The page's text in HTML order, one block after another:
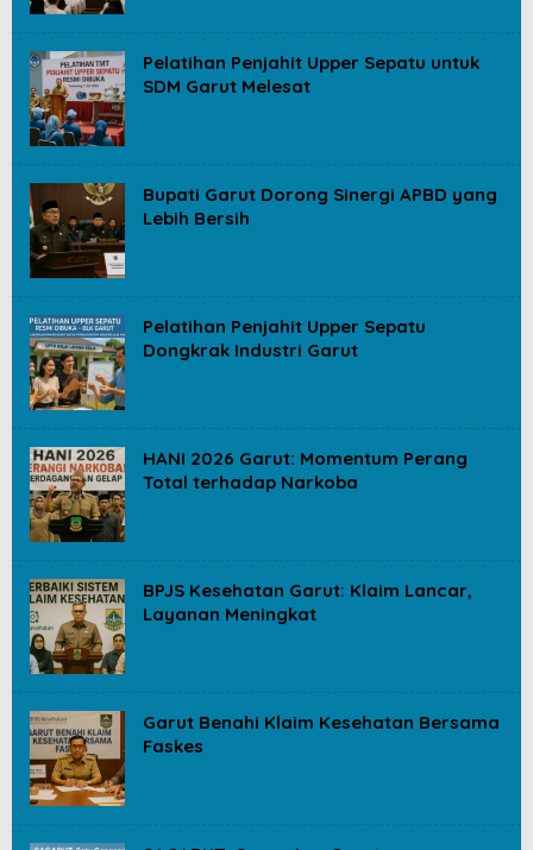
Pelatihan Penjahit Upper Sepatu untuk
SDM Garut Melesat
Bupati Garut Dorong Sinergi APBD yang
Lebih Bersih
Pelatihan Penjahit Upper Sepatu
Dongkrak Industri Garut
HANI 2026 Garut: Momentum Perang
Total terhadap Narkoba
BPJS Kesehatan Garut: Klaim Lancar,
Layanan Meningkat
Garut Benahi Klaim Kesehatan Bersama
Faskes